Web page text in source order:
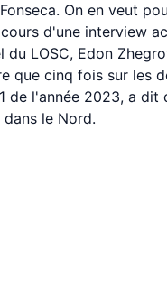
On en veut
d'une interview
LOSC, Edon
que cinq fois sur les
de l'année 2023, a dit
le Nord.